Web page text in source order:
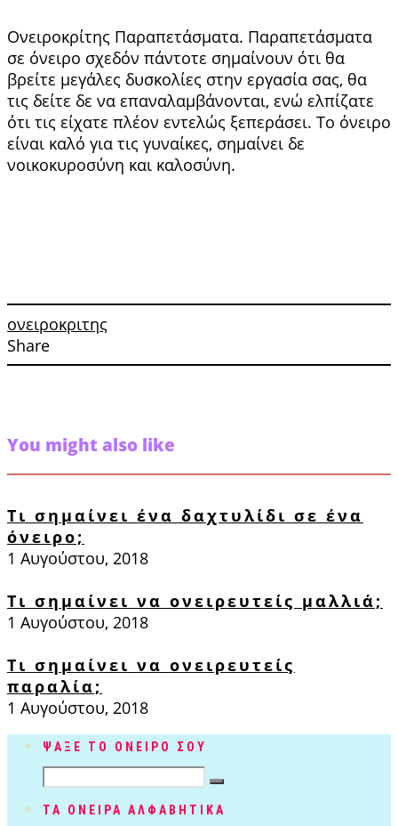
Ονειροκρίτης Παραπετάσματα. Παραπετάσματα
σε όνειρο σχεδόν πάντοτε σημαίνουν ότι θα
βρείτε μεγάλες δυσκολίες στην εργασία σας, θα
τις δείτε δε να επαναλαμβάνονται, ενώ ελπίζατε
ότι τις είχατε πλέον εντελώς ξεπεράσει. Το όνειρο
είναι καλό για τις γυναίκες, σημαίνει δε
νοικοκυροσύνη και καλοσύνη.
ονειροκριτης
Share
You might also like
Τι σημαίνει ένα δαχτυλίδι σε ένα
όνειρο;
1 Αυγούστου, 2018
Τι σημαίνει να ονειρευτείς μαλλιά;
1 Αυγούστου, 2018
Τι σημαίνει να ονειρευτείς
παραλία;
1 Αυγούστου, 2018
ΨΑΞΕ ΤΟ ΟΝΕΙΡΟ ΣΟΥ
ΤΑ ΟΝΕΙΡΑ ΑΛΦΑΒΗΤΙΚΑ